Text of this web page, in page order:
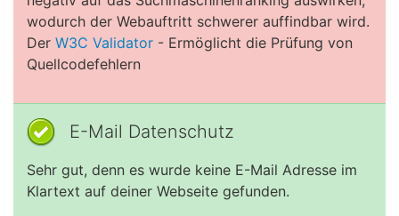
wodurch der Webauftritt schwerer auffindbar wird.
Der W3C Validator - Ermöglicht die Prüfung von
Quellcodefehlern
E-Mail Datenschutz
Sehr gut, denn es wurde keine E-Mail Adresse im
Klartext auf deiner Webseite gefunden.